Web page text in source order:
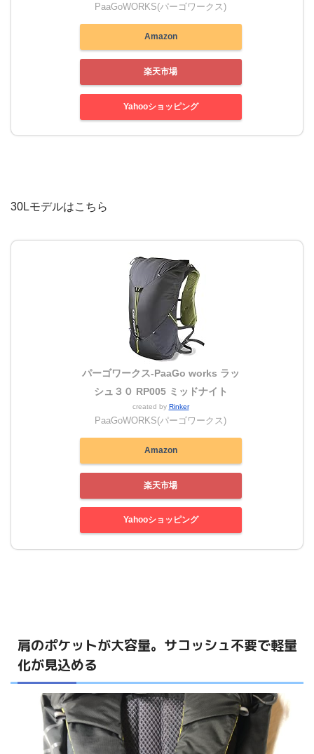
PaaGoWORKS(パーゴワークス)
Amazon
楽天市場
Yahooショッピング
30Lモデルはこちら
パーゴワークス-PaaGo works ラッ
シュ３０ RP005 ミッドナイト
created by Rinker
PaaGoWORKS(パーゴワークス)
Amazon
楽天市場
Yahooショッピング
肩のポケットが大容量。サコッシュ不要で軽量
化が見込める